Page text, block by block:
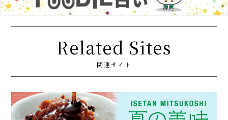
Related Sites
関連サイト